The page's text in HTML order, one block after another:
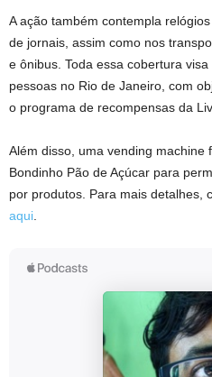
A ação também contempla
de jornais, assim como nos
e ônibus. Toda essa cobertura
pessoas no Rio de Janeiro, com
o programa de recompensas da
Além disso, uma vending machine
Bondinho Pão de Açúcar para
por produtos. Para mais detalhes,
aqui.